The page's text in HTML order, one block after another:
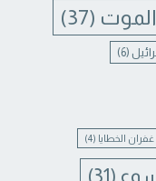
الموت (37)
(6)
غفران الخطايا (4)
(31)